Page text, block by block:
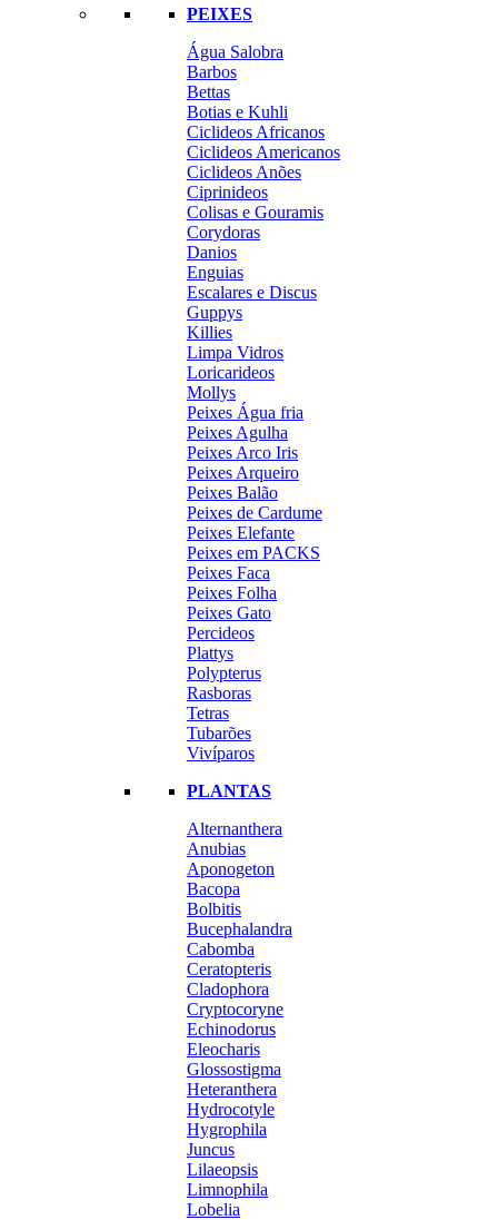
PEIXES
Água Salobra
Barbos
Bettas
Botias e Kuhli
Ciclideos Africanos
Ciclideos Americanos
Ciclideos Anões
Ciprinideos
Colisas e Gouramis
Corydoras
Danios
Enguias
Escalares e Discus
Guppys
Killies
Limpa Vidros
Loricarideos
Mollys
Peixes Água fria
Peixes Agulha
Peixes Arco Iris
Peixes Arqueiro
Peixes Balão
Peixes de Cardume
Peixes Elefante
Peixes em PACKS
Peixes Faca
Peixes Folha
Peixes Gato
Percideos
Plattys
Polypterus
Rasboras
Tetras
Tubarões
Vivíparos
PLANTAS
Alternanthera
Anubias
Aponogeton
Bacopa
Bolbitis
Bucephalandra
Cabomba
Ceratopteris
Cladophora
Cryptocoryne
Echinodorus
Eleocharis
Glossostigma
Heteranthera
Hydrocotyle
Hygrophila
Juncus
Lilaeopsis
Limnophila
Lobelia